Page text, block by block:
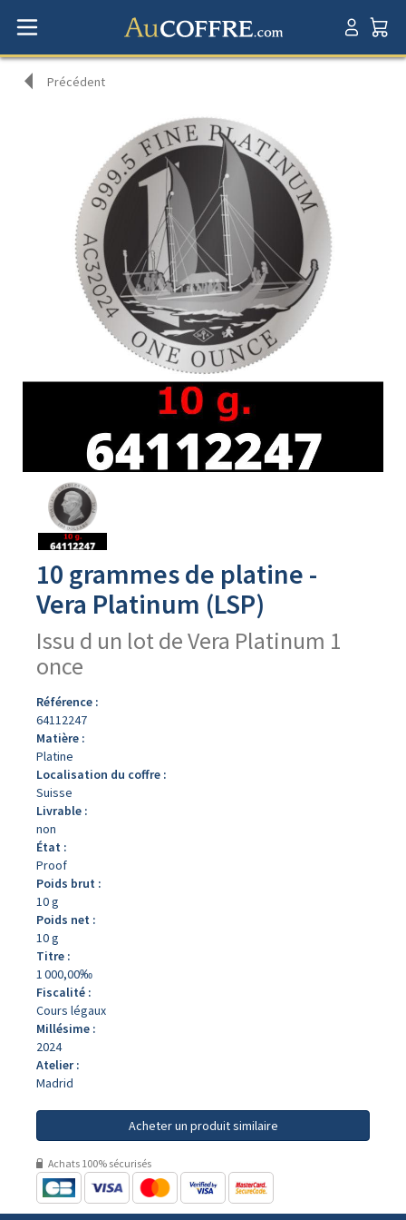
Précédent
produit
10 grammes de platine -
Vera Platinum (LSP)
Issu d un lot de Vera Platinum 1
once
Référence :
64112247
Matière :
Platine
Localisation du coffre :
Suisse
Livrable :
non
État :
Proof
Poids brut :
10 g
Poids net :
10 g
Titre :
1 000,00‰
Fiscalité :
Cours légaux
Millésime :
2024
Atelier :
Madrid
Acheter un produit similaire
Achats 100% sécurisés